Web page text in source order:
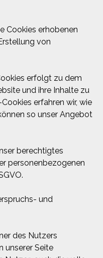
Cookies erhobenen
von
erfolgt zu dem
und ihre Inhalte zu
erfahren wir, wie
so unser Angebot
berechtigtes
personenbezogenen
und
des Nutzers
unserer Seite